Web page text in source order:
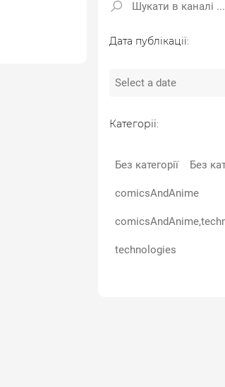
Дата публікації:
Категорії:
Без категорії Без
comicsAndAnime
technologies